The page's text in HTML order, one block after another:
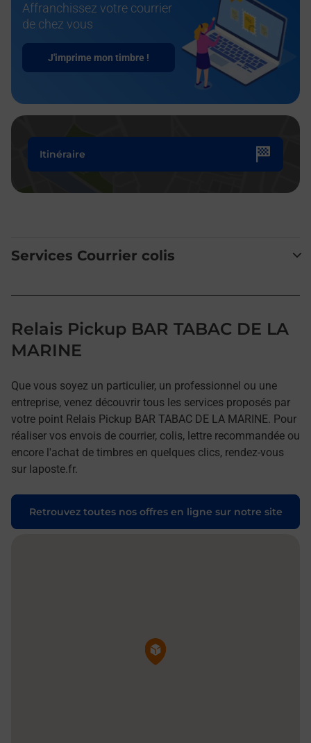
Affranchissez votre courrier
de chez vous
J'imprime mon timbre !
Itinéraire
Services Courrier colis
Relais Pickup BAR TABAC DE LA
MARINE
Que vous soyez un particulier, un professionnel ou une
entreprise, venez découvrir tous les services proposés par
votre point Relais Pickup BAR TABAC DE LA MARINE. Pour
réaliser vos envois de courrier, colis, lettre recommandée ou
encore l'achat de timbres en quelques clics, rendez-vous
sur laposte.fr.
Retrouvez toutes nos offres en ligne sur notre site
Pin de la carte